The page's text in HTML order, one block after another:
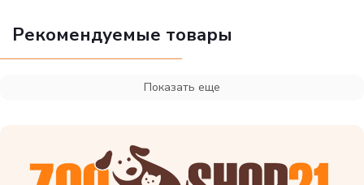
Рекомендуемые товары
Показать еще